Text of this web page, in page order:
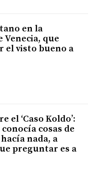
en la
Venecia, que
el visto bueno a
el ‘Caso Koldo’:
conocía cosas de
nada, a
preguntar es a